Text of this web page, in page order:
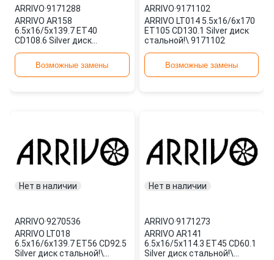
ARRIVO·9171288
ARRIVO AR158
6.5x16/5x139.7 ET40
CD108.6 Silver диск
Возможные замены
ARRIVO·9171102
ARRIVO LT014 5.5x16/6x170
ET105 CD130.1 Silver диск
стальной!\ 9171102
Возможные замены
Нет в наличии
ARRIVO·9270536
ARRIVO LT018
6.5x16/6x139.7 ET56 CD92.5
Silver диск стальной!\
Нет в наличии
ARRIVO·9171273
ARRIVO AR141
6.5x16/5x114.3 ET45 CD60.1
Silver диск стальной!\